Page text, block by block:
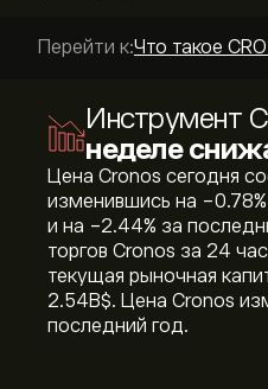
Перейти к:Что такое
Инструмент
неделе
Цена Cronos сегодня
изменившись на ‎-
и на ‎-2.44‎% за
торгов Cronos за 24
текущая рыночная
2.54B‎$‎. Цена Cronos
последний год.